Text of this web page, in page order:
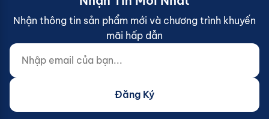
Nhận thông tin sản phẩm mới và chương trình khuyến
mãi hấp dẫn
Nhập email của bạn...
Website (do not fill)
Đăng Ký